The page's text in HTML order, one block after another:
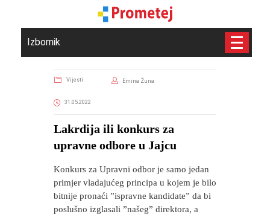
Izbornik
Vijesti Emina Žuna
31.05.2022
​Lakrdija ili konkurs za
upravne odbore u Jajcu
Konkurs za Upravni odbor je samo jedan
primjer vladajućeg principa u kojem je bilo
bitnije pronaći ”ispravne kandidate” da bi
poslušno izglasali ”našeg” direktora, a